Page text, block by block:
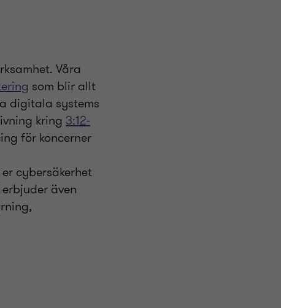
Våra
som blir allt
digitala systems
kring 3:12-
för koncerner
cybersäkerhet
även